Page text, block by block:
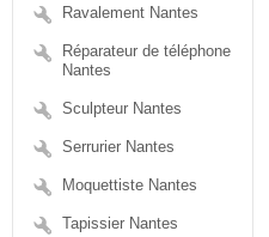
Ravalement Nantes
Réparateur de téléphone
Nantes
Sculpteur Nantes
Serrurier Nantes
Moquettiste Nantes
Tapissier Nantes